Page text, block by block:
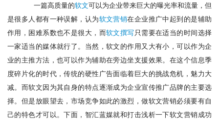
一篇高质量的软文可以为企业带来巨大的曝光率和流量，但
是很多人都有一种误解，认为软文营销在企业推广中起到的是辅助
作用，困难系数也不是很大，而软文撰写只需要在适当的时间选择
一家适当的媒体就行了。当然，软文的作用又大有小，可以作为企
业的主推方法，也可以作为辅助在旁边坐支援效果。在这个信息季
度碎片化的时代，传统的硬性广告面临着巨大的挑战危机，魅力大
减。而软文因为其自身的特点逐渐成为企业宣传推广品牌的主要选
择。但是放眼望去，市场竞争如此的激烈，做软文营销必须要有自
己的特色才可以。下面，智汇蓝媒就和打击浅析一下软文营销成功